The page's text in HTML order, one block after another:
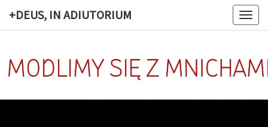
+DEUS, IN ADIUTORIUM